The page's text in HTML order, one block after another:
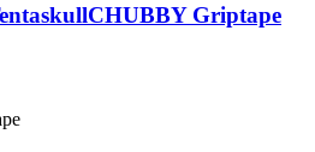
CHUBBY Griptape